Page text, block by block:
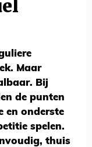
Maar
Bij
de punten
en onderste
spelen.
thuis